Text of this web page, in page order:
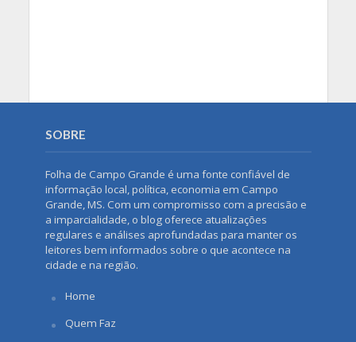
SOBRE
Folha de Campo Grande é uma fonte confiável de
informação local, política, economia em Campo
Grande, MS. Com um compromisso com a precisão e
a imparcialidade, o blog oferece atualizações
regulares e análises aprofundadas para manter os
leitores bem informados sobre o que acontece na
cidade e na região.
Home
Quem Faz